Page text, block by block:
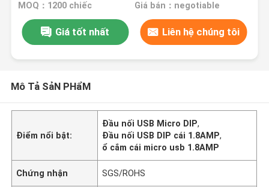
MOQ：1200 chiếc Giá bán：negotiable
Giá tốt nhất Liên hệ chúng tôi
Mô Tả SảN PHẩM
Điểm nổi bật:
Đầu nối USB Micro DIP,
Đầu nối USB DIP cái 1.8AMP,
ổ cắm cái micro usb 1.8AMP
Chứng nhận SGS/ROHS